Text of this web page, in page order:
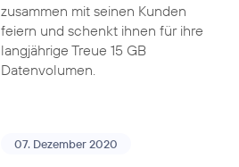
zusammen mit seinen Kunden
feiern und schenkt ihnen für ihre
langjährige Treue 15 GB
Datenvolumen.
07. Dezember 2020